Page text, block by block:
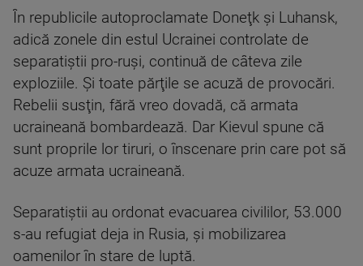
În republicile autoproclamate Doneţk şi Luhansk,
adică zonele din estul Ucrainei controlate de
separatiştii pro-ruşi, continuă de câteva zile
exploziile. Şi toate părţile se acuză de provocări.
Rebelii susţin, fără vreo dovadă, că armata
ucraineană bombardează. Dar Kievul spune că
sunt proprile lor tiruri, o înscenare prin care pot să
acuze armata ucraineană.
Separatiștii au ordonat evacuarea civililor, 53.000
s-au refugiat deja in Rusia, și mobilizarea
oamenilor în stare de luptă.